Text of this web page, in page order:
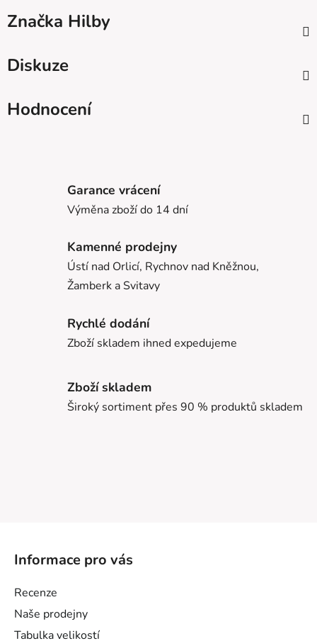
Značka Hilby
Diskuze
Hodnocení
Garance vrácení
Výměna zboží do 14 dní
Kamenné prodejny
Ústí nad Orlicí, Rychnov nad Kněžnou,
Žamberk a Svitavy
Rychlé dodání
Zboží skladem ihned expedujeme
Zboží skladem
Široký sortiment přes 90 % produktů skladem
Informace pro vás
Recenze
Naše prodejny
Tabulka velikostí